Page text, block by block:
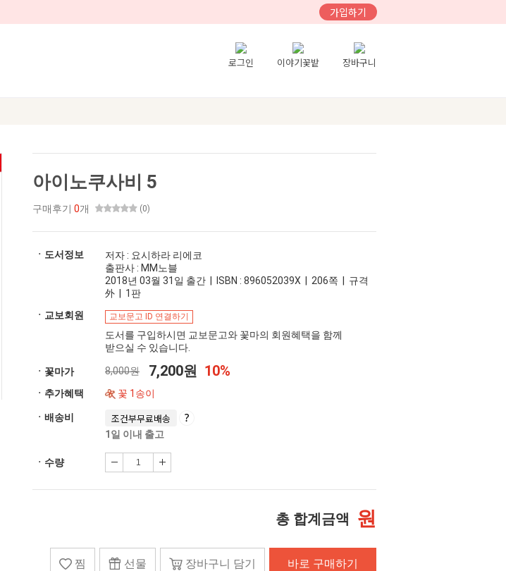
가입하기
로그인 이야기꽃밭 장바구니
아이노쿠사비 5
구매후기 0개 (0)
ㆍ도서정보
저자 : 요시하라 리에코
출판사 : MM노블
2018년 03월 31일 출간 | ISBN : 896052039X | 206쪽 | 규격
外 | 1판
ㆍ교보회원
교보문고 ID 연결하기
도서를 구입하시면 교보문고와 꽃마의 회원혜택을 함께
받으실 수 있습니다.
ㆍ꽃마가 8,000원 7,200원 10%
ㆍ추가혜택 꽃 1송이
ㆍ배송비 조건부무료배송
1일 이내 출고
ㆍ수량
총 합계금액 원
찜 선물 장바구니 담기 바로 구매하기